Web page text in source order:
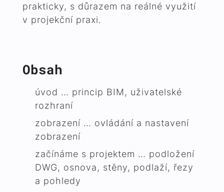
prakticky, s důrazem na reálné využití
v projekční praxi.
Obsah
úvod … princip BIM, uživatelské
rozhraní
zobrazení … ovládání a nastavení
zobrazení
začínáme s projektem … podložení
DWG, osnova, stěny, podlaží, řezy
a pohledy